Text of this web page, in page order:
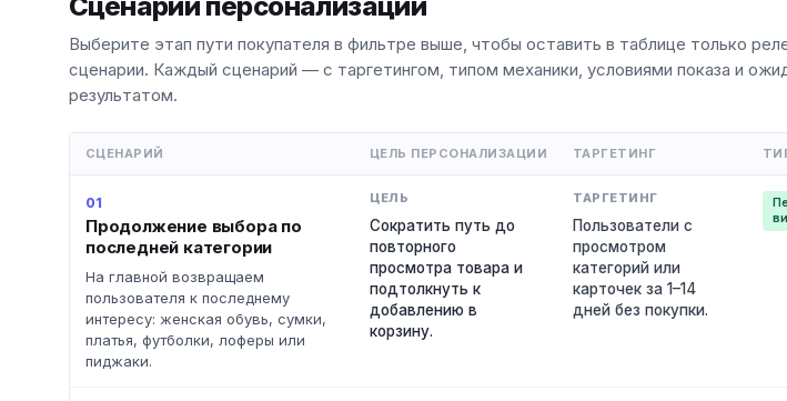
Выберите этап пути покупателя в фильтре выше, чтобы оставить в таблице только
сценарии. Каждый сценарий — с таргетингом, типом механики, условиями показа и
результатом.
СЦЕНАРИЙ ЦЕЛЬ ПЕРСОНАЛИЗАЦИИ ТАРГЕТИНГ
01
Продолжение выбора по
последней категории
На главной возвращаем
пользователя к последнему
интересу: женская обувь, сумки,
платья, футболки, лоферы или
пиджаки.
Сократить путь до
повторного
просмотра товара и
подтолкнуть к
добавлению в
корзину.
Пользователи с
просмотром
категорий или
карточек за 1–14
дней без покупки.